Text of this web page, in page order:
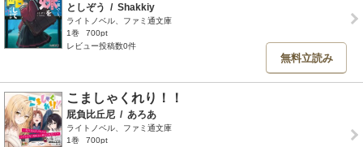
としぞう / Shakkiy
ライトノベル、ファミ通文庫
1巻
700pt
レビュー投稿数0件
無料立読み
こましゃくれり！！
屁負比丘尼 / あろあ
ライトノベル、ファミ通文庫
1巻
700pt